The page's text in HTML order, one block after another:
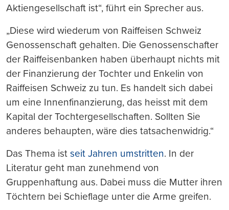
Aktiengesellschaft ist“, führt ein Sprecher aus.
„Diese wird wiederum von Raiffeisen Schweiz
Genossenschaft gehalten. Die Genossenschafter
der Raiffeisenbanken haben überhaupt nichts mit
der Finanzierung der Tochter und Enkelin von
Raiffeisen Schweiz zu tun. Es handelt sich dabei
um eine Innenfinanzierung, das heisst mit dem
Kapital der Tochtergesellschaften. Sollten Sie
anderes behaupten, wäre dies tatsachenwidrig.“
Das Thema ist seit Jahren umstritten. In der
Literatur geht man zunehmend von
Gruppenhaftung aus. Dabei muss die Mutter ihren
Töchtern bei Schieflage unter die Arme greifen.